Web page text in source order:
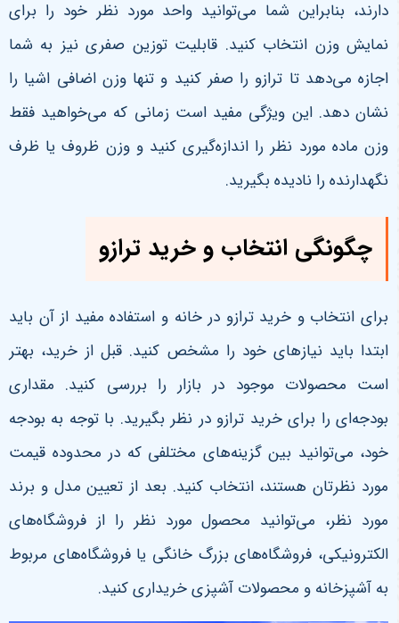
دارند، بنابراین شما می‌توانید واحد مورد نظر خود را برای
نمایش وزن انتخاب کنید. قابلیت توزین صفری نیز به شما
اجازه می‌دهد تا ترازو را صفر کنید و تنها وزن اضافی اشیا را
نشان دهد. این ویژگی مفید است زمانی که می‌خواهید فقط
وزن ماده مورد نظر را اندازه‌گیری کنید و وزن ظروف یا ظرف
نگهدارنده را نادیده بگیرید.
چگونگی انتخاب و خرید ترازو
برای انتخاب و خرید ترازو در خانه و استفاده مفید از آن باید
ابتدا باید نیازهای خود را مشخص کنید. قبل از خرید، بهتر
است محصولات موجود در بازار را بررسی کنید. مقداری
بودجه‌ای را برای خرید ترازو در نظر بگیرید. با توجه به بودجه
خود، می‌توانید بین گزینه‌های مختلفی که در محدوده قیمت
مورد نظرتان هستند، انتخاب کنید. بعد از تعیین مدل و برند
مورد نظر، می‌توانید محصول مورد نظر را از فروشگاه‌های
الکترونیکی، فروشگاه‌های بزرگ خانگی یا فروشگاه‌های مربوط
به آشپزخانه و محصولات آشپزی خریداری کنید.